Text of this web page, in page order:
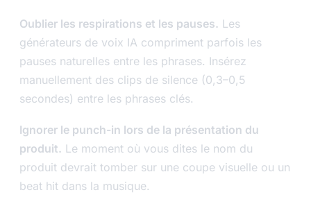
Oublier les respirations et les pauses. Les
générateurs de voix IA compriment parfois les
pauses naturelles entre les phrases. Insérez
manuellement des clips de silence (0,3–0,5
secondes) entre les phrases clés.
Ignorer le punch-in lors de la présentation du
produit. Le moment où vous dites le nom du
produit devrait tomber sur une coupe visuelle ou un
beat hit dans la musique.